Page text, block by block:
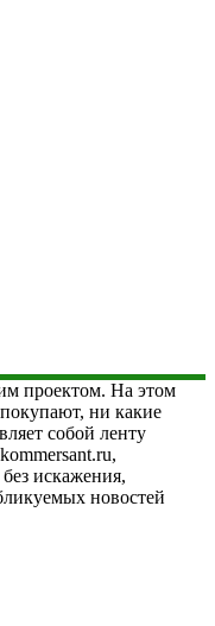
проектом. На этом
ни какие
собой ленту
искажения,
новостей